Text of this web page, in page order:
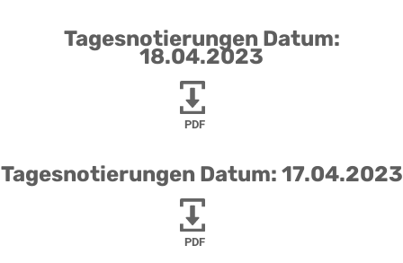
Tagesnotierungen Datum:
18.04.2023
PDF
Tagesnotierungen Datum: 17.04.2023
PDF